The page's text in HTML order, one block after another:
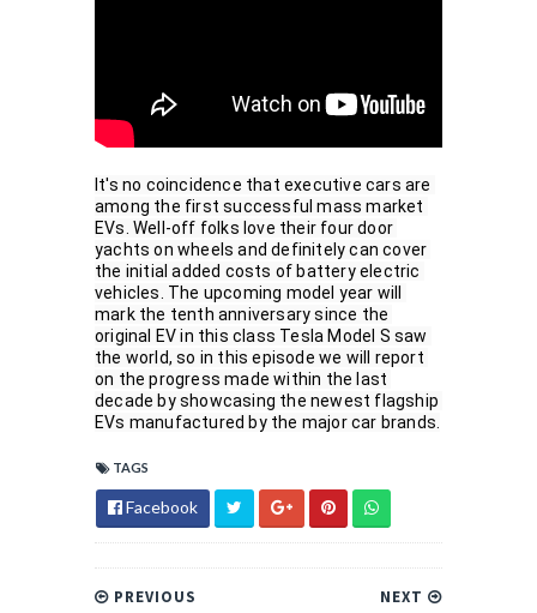
It's no coincidence that executive cars are
among the first successful mass market
EVs. Well-off folks love their four door
yachts on wheels and definitely can cover
the initial added costs of battery electric
vehicles. The upcoming model year will
mark the tenth anniversary since the
original EV in this class Tesla Model S saw
the world, so in this episode we will report
on the progress made within the last
decade by showcasing the newest flagship
EVs manufactured by the major car brands.
TAGS
Facebook
NEXT
PREVIOUS